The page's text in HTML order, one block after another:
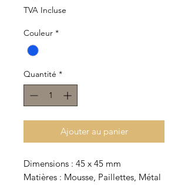
TVA Incluse
Couleur *
Quantité *
Ajouter au panier
Dimensions : 45 x 45 mm
Matières : Mousse, Paillettes, Métal